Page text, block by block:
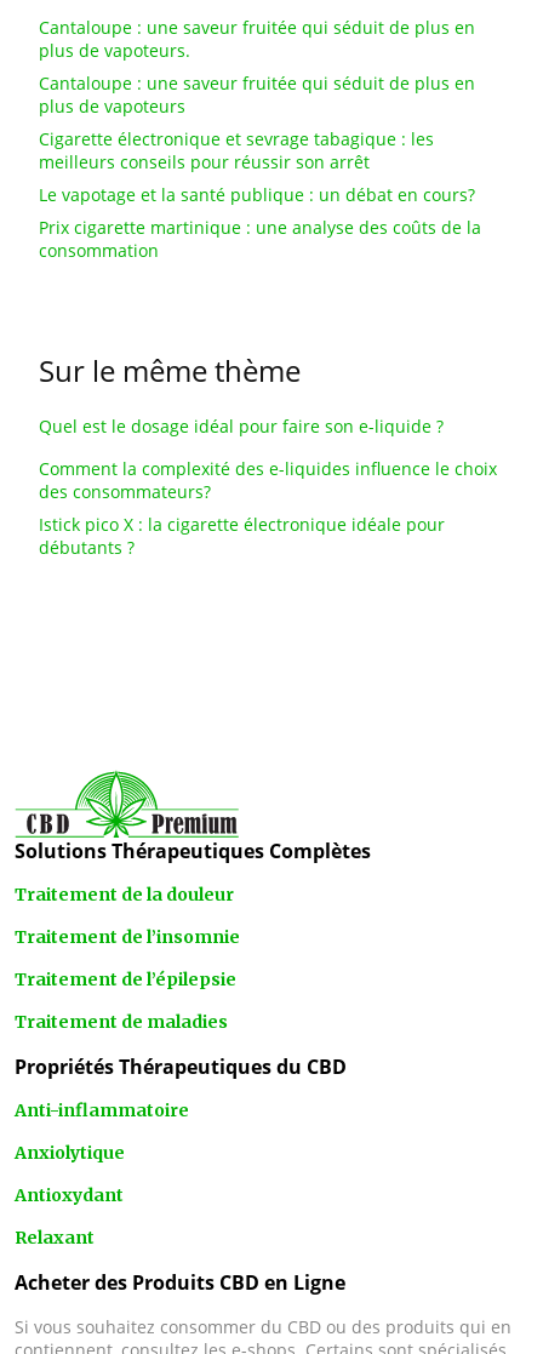
Cantaloupe : une saveur fruitée qui séduit de plus en
plus de vapoteurs.
Cantaloupe : une saveur fruitée qui séduit de plus en
plus de vapoteurs
Cigarette électronique et sevrage tabagique : les
meilleurs conseils pour réussir son arrêt
Le vapotage et la santé publique : un débat en cours?
Prix cigarette martinique : une analyse des coûts de la
consommation
Sur le même thème
Quel est le dosage idéal pour faire son e-liquide ?
Comment la complexité des e-liquides influence le choix
des consommateurs?
Istick pico X : la cigarette électronique idéale pour
débutants ?
Solutions Thérapeutiques Complètes
Traitement de la douleur
Traitement de l’insomnie
Traitement de l’épilepsie
Traitement de maladies
Propriétés Thérapeutiques du CBD
Anti-inflammatoire
Anxiolytique
Antioxydant
Relaxant
Acheter des Produits CBD en Ligne
Si vous souhaitez consommer du CBD ou des produits qui en